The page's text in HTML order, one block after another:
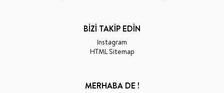
BİZİ TAKİP EDİN
Instagram
HTML Sitemap
MERHABA DE !